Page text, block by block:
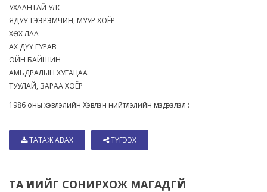
УХААНТАЙ УЛС
ЯДУУ ТЭЭРЭМЧИН, МУУР ХОЁР
ХӨХ ЛАА
АХ ДҮҮ ГУРАВ
ОЙН БАЙШИН
АМЬДРАЛЫН ХУГАЦАА
ТУУЛАЙ, ЗАРАА ХОЁР
1986 оны хэвлэлийн Хэвлэн нийтлэлийн мэдээлэл :
ТАТАЖ АВАХ ТҮГЭЭХ
ТА ҮҮНИЙГ СОНИРХОЖ МАГАДГҮЙ